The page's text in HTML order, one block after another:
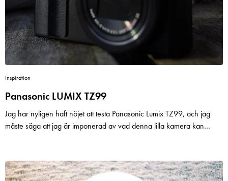
Inspiration
Panasonic LUMIX TZ99
Jag har nyligen haft nöjet att testa Panasonic Lumix TZ99, och jag
måste säga att jag är imponerad av vad denna lilla kamera kan
val.En av de bästa funktionerna med Panasonic Lumix TZ99 är den
vinklingsbara pekskärmen. Detta gör att det är enkelt att ta bilder från